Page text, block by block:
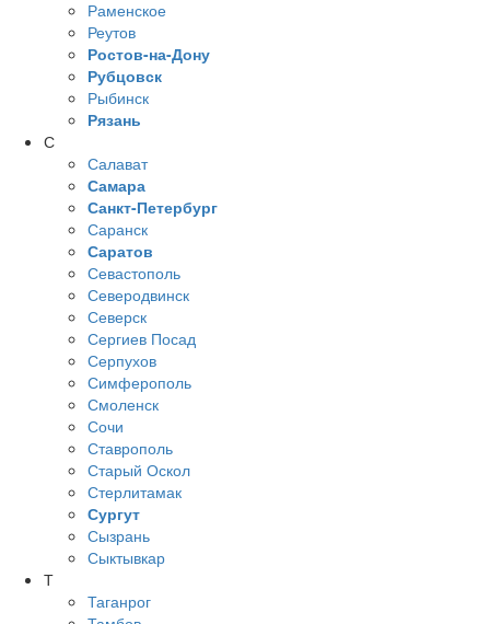
Раменское
Реутов
Ростов-на-Дону
Рубцовск
Рыбинск
Рязань
С
Салават
Самара
Санкт-Петербург
Саранск
Саратов
Севастополь
Северодвинск
Северск
Сергиев Посад
Серпухов
Симферополь
Смоленск
Сочи
Ставрополь
Старый Оскол
Стерлитамак
Сургут
Сызрань
Сыктывкар
Т
Таганрог